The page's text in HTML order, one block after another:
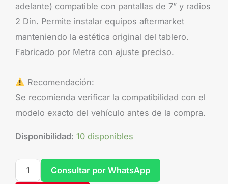
adelante) compatible con pantallas de 7” y radios
2 Din. Permite instalar equipos aftermarket
manteniendo la estética original del tablero.
Fabricado por Metra con ajuste preciso.
Recomendación:
Se recomienda verificar la compatibilidad con el
modelo exacto del vehículo antes de la compra.
Disponibilidad: 10 disponibles
Consultar por WhatsApp